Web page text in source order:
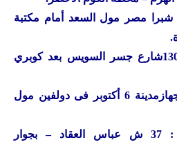
53 شارع شبرا مصر مول السعد أمام مكتبة
فرع مصر الجديدة: 130شارع جسر السويس بعد كوبري
فرع 6أكتوبر : أمام جهازمدينة 6 أكتوبر فى دولفين مول
فرع عباس_العقاد : 37 ش عباس العقاد – بجوار